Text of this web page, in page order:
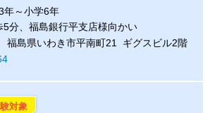
年～小学6年
5分、福島銀行平支店様向かい
島県いわき市平南町21 ギグスビル2階
対象